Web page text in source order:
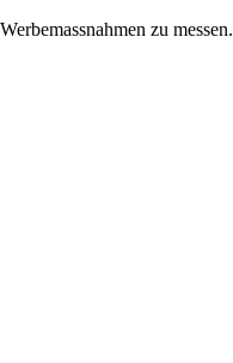
zu messen.